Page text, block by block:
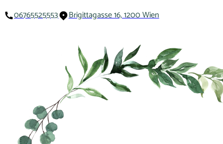
06765525553 Brigittagasse 16, 1200 Wien